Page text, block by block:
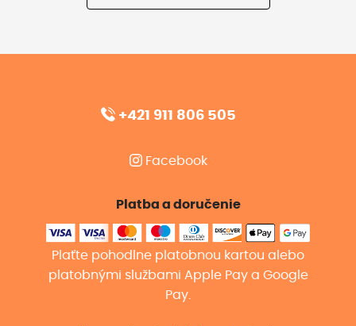
+421 911 806 505
Facebook
Platba a doručenie
Plaťte pohodlne platobnou kartou alebo
platobnými službami Apple Pay a Google
Pay.